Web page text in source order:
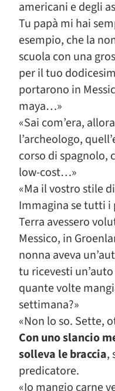
americani e degli
Tu papà mi hai
esempio, che la
scuola con una
per il tuo
portarono in
maya…»
«Sai com’era,
l’archeologo,
corso di spagnolo,
low-cost…»
«Ma il vostro stile
Immagina se tutti i
Terra avessero
Messico, in
nonna aveva
tu ricevesti
quante volte
settimana?»
«Non lo so. Sette,
Con uno slancio
solleva le braccia,
predicatore.
«Io mangio carne